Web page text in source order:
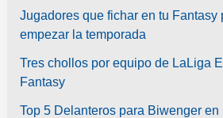
Jugadores que fichar en tu Fantasy
empezar la temporada
Tres chollos por equipo de LaLiga
Fantasy
Top 5 Delanteros para Biwenger